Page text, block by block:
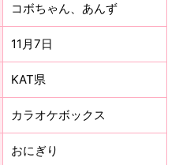
コボちゃん、あんず
11月7日
KAT県
カラオケボックス
おにぎり